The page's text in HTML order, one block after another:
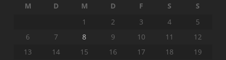
M
D M D F S
S
1
2 3 4
5
6
7 8 9 10 11
12
13
14 15 16 17 18
19